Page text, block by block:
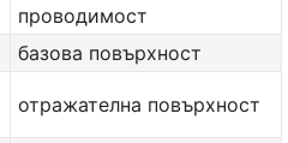
проводимост
базова повърхност
отражателна повърхност